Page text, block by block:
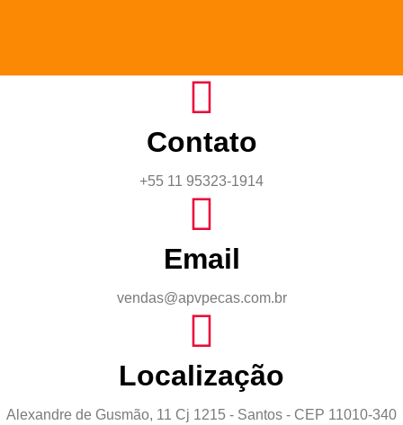
Contato
+55 11 95323-1914
Email
vendas@apvpecas.com.br
Localização
Alexandre de Gusmão, 11 Cj 1215 - Santos - CEP 11010-340